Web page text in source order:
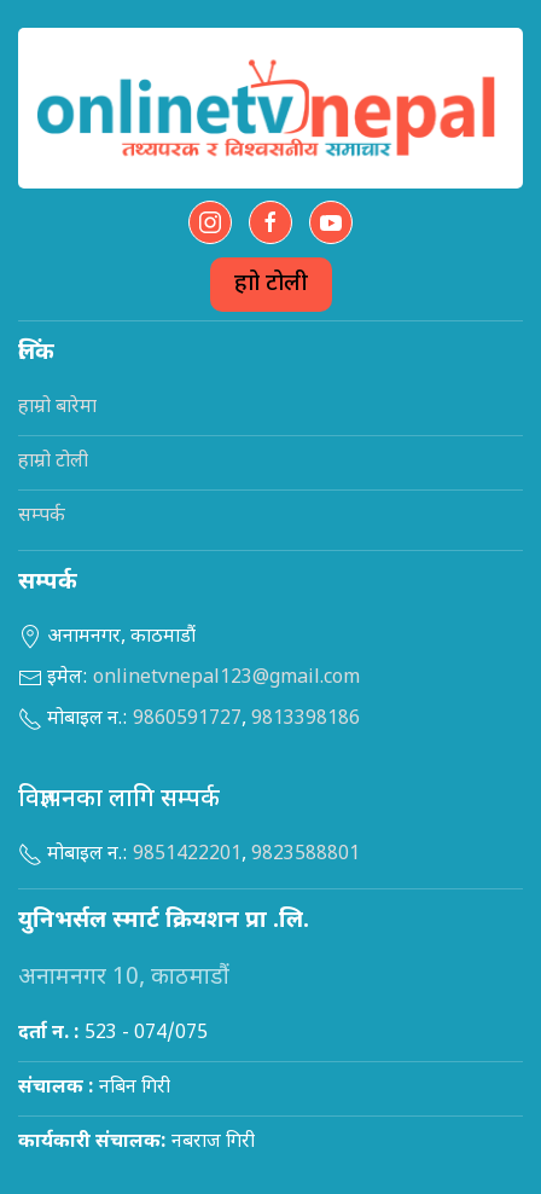
हाम्रो टोली
लिंक
हाम्रो बारेमा
हाम्रो टोली
सम्पर्क
सम्पर्क
अनामनगर, काठमाडौं
इमेल: onlinetvnepal123@gmail.com
मोबाइल न.: 9860591727, 9813398186
विज्ञापनका लागि सम्पर्क
मोबाइल न.: 9851422201, 9823588801
युनिभर्सल स्मार्ट क्रियशन प्रा .लि.
अनामनगर 10, काठमाडौं
दर्ता न. : 523 - 074/075
संचालक : नबिन गिरी
कार्यकारी संचालक: नबराज गिरी